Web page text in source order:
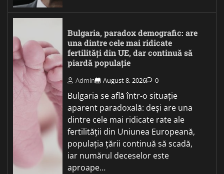
Bulgaria, paradox demografic: are
una dintre cele mai ridicate
fertilități din UE, dar continuă să
piardă populație
Admin August 8, 2026 0
Bulgaria se află într-o situație
aparent paradoxală: deși are una
dintre cele mai ridicate rate ale
fertilității din Uniunea Europeană,
populația țării continuă să scadă,
iar numărul deceselor este
aproape…